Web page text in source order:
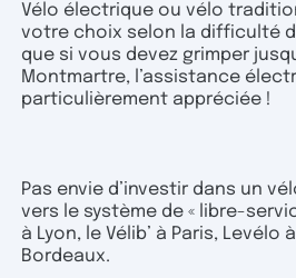
Vélo électrique ou vélo
votre choix selon la difficulté
que si vous devez grimper
Montmartre, l’assistance
particulièrement appréciée !
Pas envie d’investir dans un
vers le système de « libre-
à Lyon, le Vélib’ à Paris, Levélo
Bordeaux.